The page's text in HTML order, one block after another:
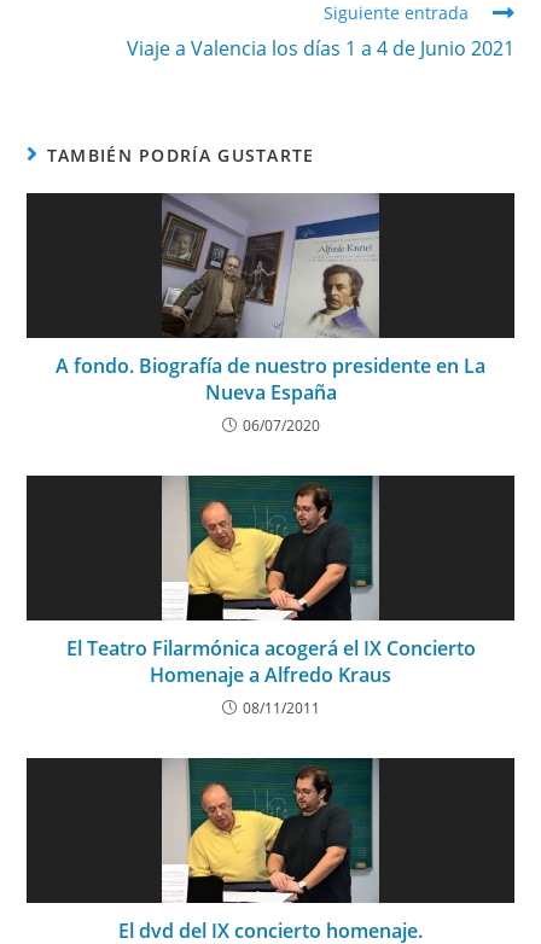
Siguiente entrada
Viaje a Valencia los días 1 a 4 de Junio 2021
TAMBIÉN PODRÍA GUSTARTE
A fondo. Biografía de nuestro presidente en La
Nueva España
06/07/2020
El Teatro Filarmónica acogerá el IX Concierto
Homenaje a Alfredo Kraus
08/11/2011
El dvd del IX concierto homenaje.